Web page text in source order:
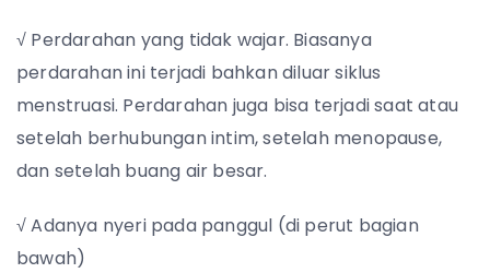
√ Perdarahan yang tidak wajar. Biasanya
perdarahan ini terjadi bahkan diluar siklus
menstruasi. Perdarahan juga bisa terjadi saat atau
setelah berhubungan intim, setelah menopause,
dan setelah buang air besar.
√ Adanya nyeri pada panggul (di perut bagian
bawah)